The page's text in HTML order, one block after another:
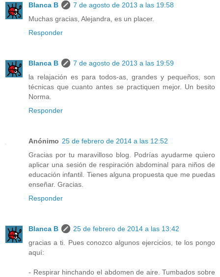
Blanca B
7 de agosto de 2013 a las 19:58
Muchas gracias, Alejandra, es un placer.
Responder
Blanca B
7 de agosto de 2013 a las 19:59
la relajación es para todos-as, grandes y pequeños, son
técnicas que cuanto antes se practiquen mejor. Un besito
Norma.
Responder
Anónimo 25 de febrero de 2014 a las 12:52
Gracias por tu maravilloso blog. Podrías ayudarme quiero
aplicar una sesión de respiración abdominal para niños de
educación infantil. Tienes alguna propuesta que me puedas
enseñar. Gracias.
Responder
Blanca B
25 de febrero de 2014 a las 13:42
gracias a ti. Pues conozco algunos ejercicios, te los pongo
aquí:
- Respirar hinchando el abdomen de aire. Tumbados sobre